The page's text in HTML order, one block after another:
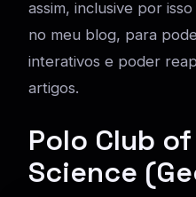
assim, inclusive por
no meu blog, para
interativos e poder
artigos.
Polo Club
Science